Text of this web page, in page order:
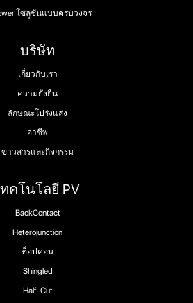
ทคโนโลยี PV
BackContact
Heterojunction
ท็อปคอน
Shingled
Half-Cut
บริษัท
เกี่ยวกับเรา
ความยั่งยืน
ลักษณะโปร่งแสง
อาชีพ
ข่าวสารและกิจกรรม
โซลูชั่นแบบครบวงจร